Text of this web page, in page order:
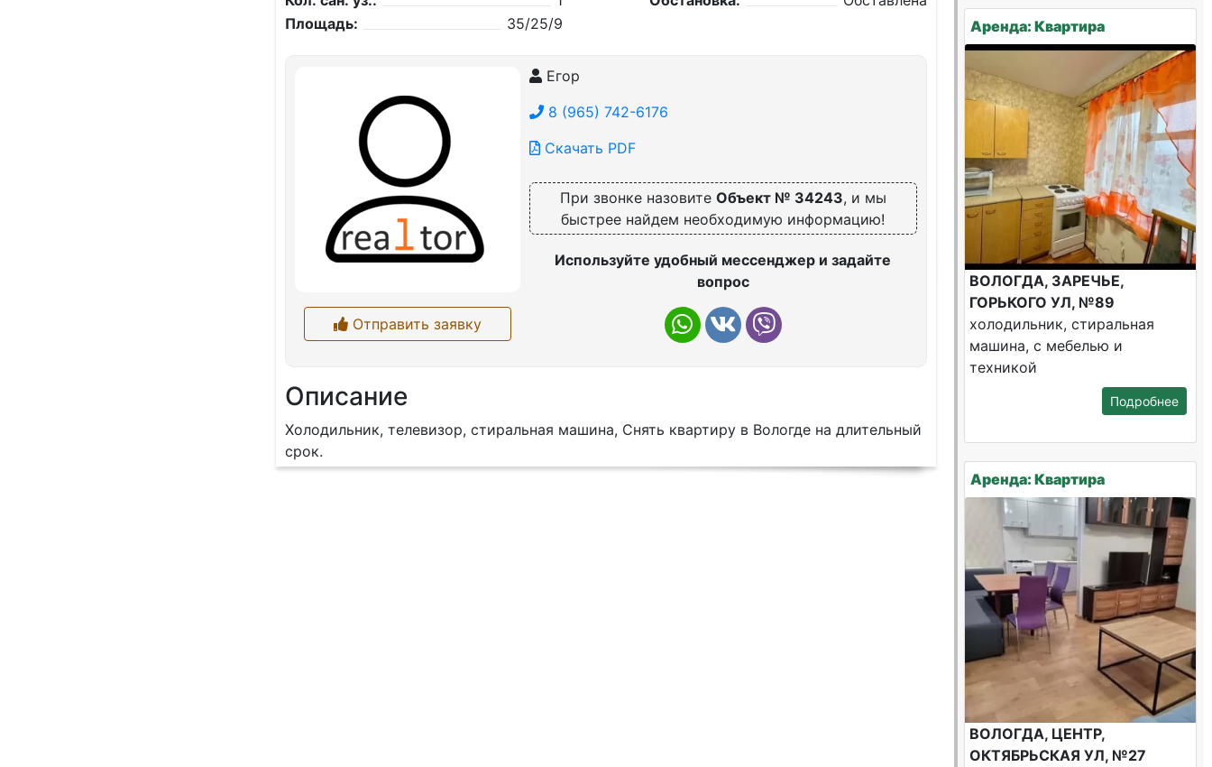
Площадь:
35/25/9
Отправить заявку
Егор
8 (965) 742-6176
Скачать PDF
При звонке назовите Объект № 34243, и мы
быстрее найдем необходимую информацию!
Используйте удобный мессенджер и задайте
вопрос
Описание
Холодильник, телевизор, стиральная машина, Снять квартиру в Вологде на длительный
срок.
Аренда: Квартира
ВОЛОГДА, ЗАРЕЧЬЕ,
ГОРЬКОГО УЛ, №89
холодильник, стиральная
машина, с мебелью и
техникой
Подробнее
Аренда: Квартира
ВОЛОГДА, ЦЕНТР,
ОКТЯБРЬСКАЯ УЛ, №27